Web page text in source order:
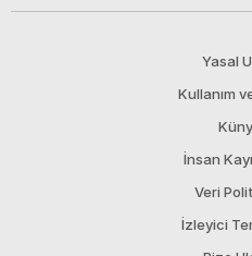
Yasal
Kullanım
İnsan
Veri
İzleyici